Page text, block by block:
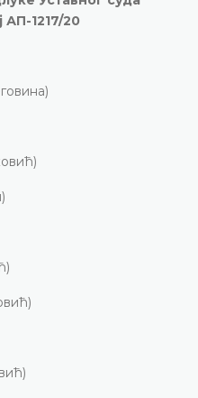
АП-1217/20